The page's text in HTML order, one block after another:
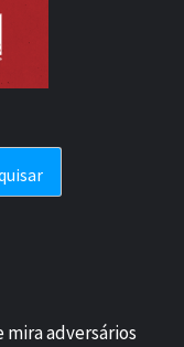
mira adversários